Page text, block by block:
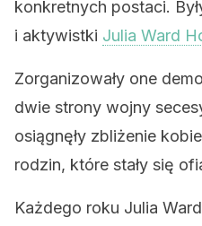
konkretnych postaci.
i aktywistki Julia Ward
Zorganizowały one
dwie strony wojny
osiągnęły zbliżenie
rodzin, które stały się
Każdego roku Julia